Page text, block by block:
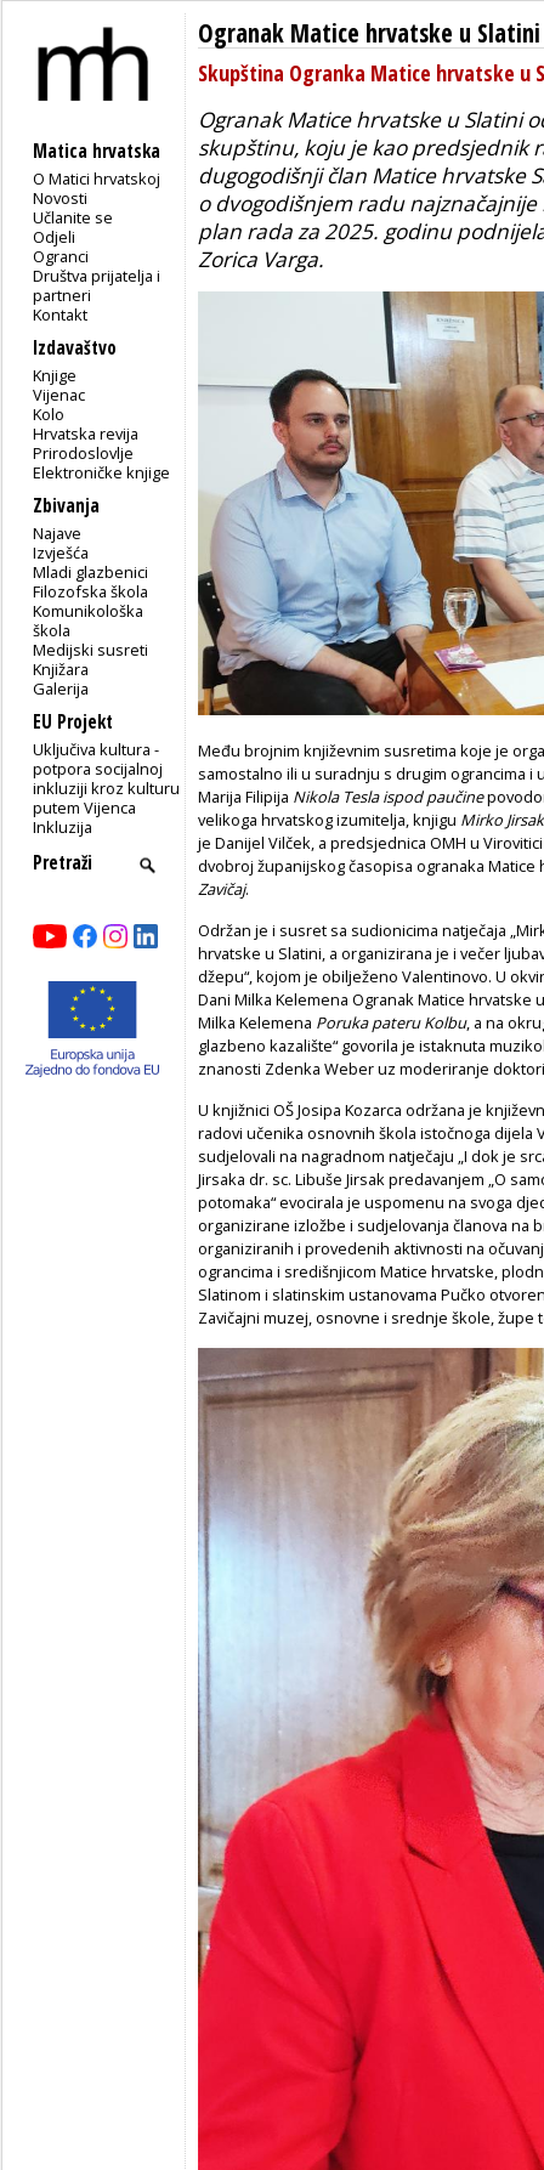
Matica hrvatska
O Matici hrvatskoj
Novosti
Učlanite se
Odjeli
Ogranci
Društva prijatelja i
partneri
Kontakt
Izdavaštvo
Knjige
Vijenac
Kolo
Hrvatska revija
Prirodoslovlje
Elektroničke knjige
Zbivanja
Najave
Izvješća
Mladi glazbenici
Filozofska škola
Komunikološka
škola
Medijski susreti
Knjižara
Galerija
EU Projekt
Uključiva kultura -
potpora socijalnoj
inkluziji kroz kulturu
putem Vijenca
Inkluzija
Ogranak Matice hrvatske u Slatini
Skupština Ogranka Matice hrvatske u
Ogranak Matice hrvatske u Slatini
skupštinu, koju je kao predsjednik
dugogodišnji član Matice hrvatske
o dvogodišnjem radu
plan rada za 2025. godinu
Zorica Varga.
Među brojnim književnim susretima koje je
samostalno ili u suradnju s drugim ograncima
Marija Filipija Nikola Tesla ispod paučine
velikoga hrvatskog izumitelja, knjigu Mirko
je Danijel Vilček, a predsjednica OMH u
dvobroj županijskog časopisa ogranaka Matice
Zavičaj.
Održan je i susret sa sudionicima natječaja
hrvatske u Slatini, a organizirana je i večer
džepu“, kojom je obilježeno Valentinovo. U
Dani Milka Kelemena Ogranak Matice
Milka Kelemena Poruka pateru Kolbu, a na
glazbeno kazalište“ govorila je istaknuta
znanosti Zdenka Weber uz moderiranje
U knjižnici OŠ Josipa Kozarca održana je
radovi učenika osnovnih škola istočnoga dijela
sudjelovali na nagradnom natječaju „I dok je
Jirsaka dr. sc. Libuše Jirsak predavanjem „O
potomaka“ evocirala je uspomenu na svoga
organizirane izložbe i sudjelovanja članova na
organiziranih i provedenih aktivnosti na
ograncima i središnjicom Matice hrvatske,
Slatinom i slatinskim ustanovama Pučko
Zavičajni muzej, osnovne i srednje škole,